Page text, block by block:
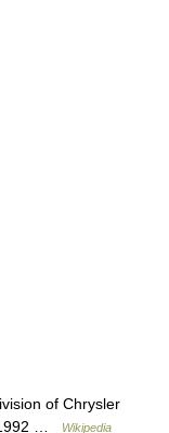
of Chrysler
…
Wikipedia